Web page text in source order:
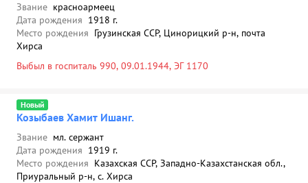
Звание красноармеец
Дата рождения 1918 г.
Место рождения Грузинская ССР, Цинорицкий р-н, почта
Хирса
Выбыл в госпиталь 990, 09.01.1944, ЭГ 1170
Новый
Козыбаев Хамит Ишанг.
Звание мл. сержант
Дата рождения 1919 г.
Место рождения Казахская ССР, Западно-Казахстанская обл.,
Приуральный р-н, с. Хирса